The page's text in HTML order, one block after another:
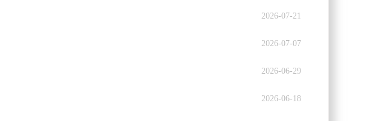
2026-07-21
2026-07-07
2026-06-29
2026-06-18